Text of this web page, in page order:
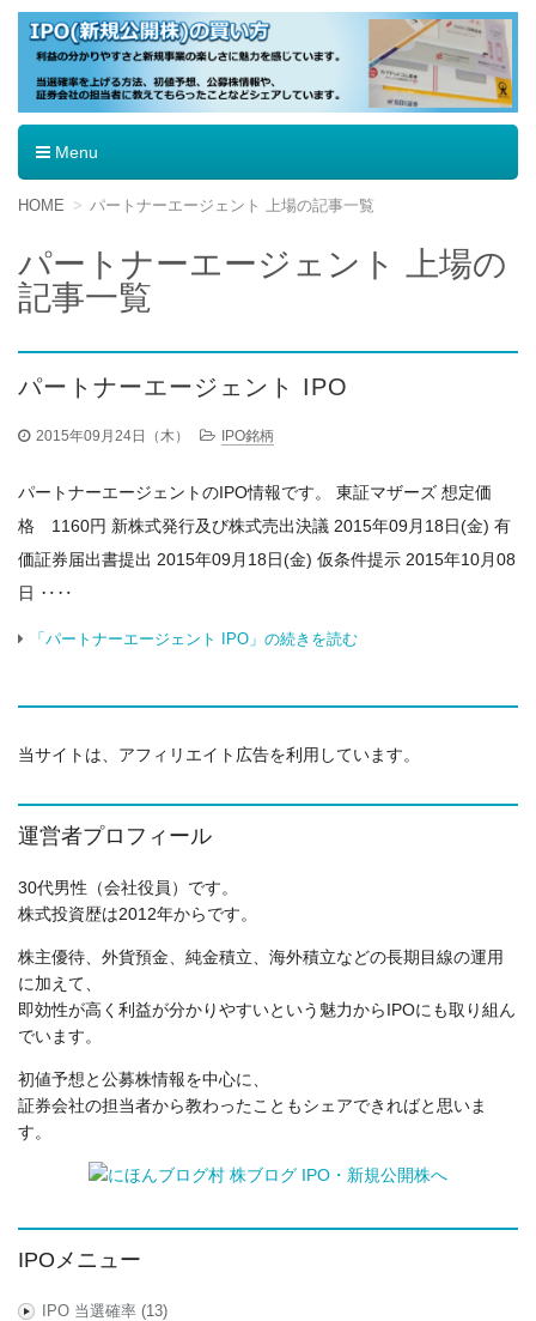
IPO（新規公開株）の買い方
Menu
コ
テ
ン
ツ
へ
HOME パートナーエージェント 上場の記事一覧
パートナーエージェント 上場の
記事一覧
パートナーエージェント IPO
2015年09月24日（木） IPO銘柄
パートナーエージェントのIPO情報です。 東証マザーズ 想定価
格 1160円 新株式発行及び株式売出決議 2015年09月18日(金) 有
価証券届出書提出 2015年09月18日(金) 仮条件提示 2015年10月08
日 ‥‥
「パートナーエージェント IPO」の続きを読む
当サイトは、アフィリエイト広告を利用しています。
運営者プロフィール
30代男性（会社役員）です。
株式投資歴は2012年からです。
株主優待、外貨預金、純金積立、海外積立などの長期目線の運用
に加えて、
即効性が高く利益が分かりやすいという魅力からIPOにも取り組ん
でいます。
初値予想と公募株情報を中心に、
証券会社の担当者から教わったこともシェアできればと思いま
す。
IPOメニュー
IPO 当選確率(13)